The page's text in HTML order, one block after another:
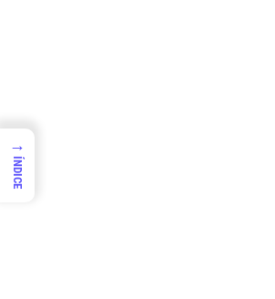
→
ÍNDICE